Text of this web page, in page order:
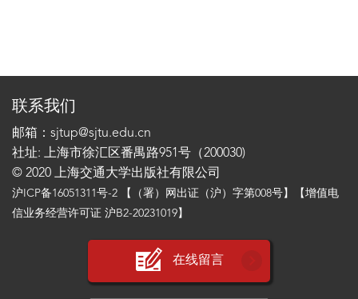
联系我们
邮箱：sjtup@sjtu.edu.cn
社址: 上海市徐汇区番禺路951号（200030)
© 2020 上海交通大学出版社有限公司
沪ICP备16051311号-2 【（署）网出证（沪）字第008号】【增值电
信业务经营许可证 沪B2-20231019】
在线留言